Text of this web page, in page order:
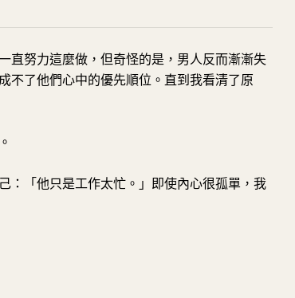
直努力這麼做，但奇怪的是，男人反而漸漸失
不了他們心中的優先順位。直到我看清了原
：「他只是工作太忙。」即使內心很孤單，我